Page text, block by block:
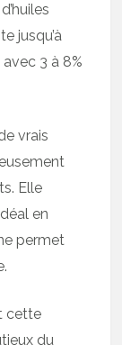
jusqu’à
3 à 8%
vrais
Elle
en
permet
cette
du